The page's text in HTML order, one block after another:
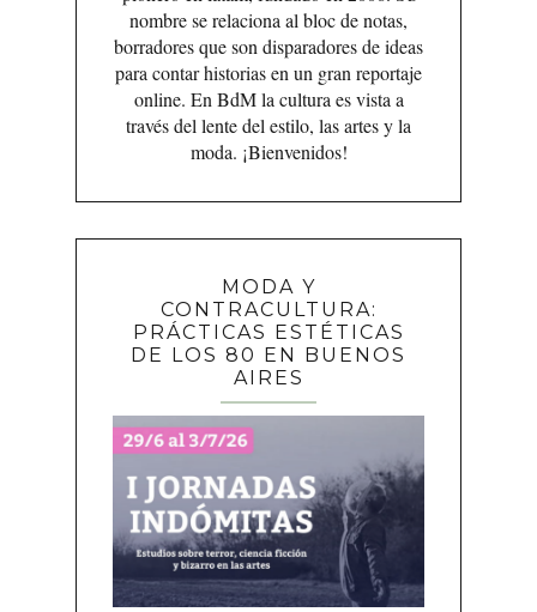
nombre se relaciona al bloc de notas,
borradores que son disparadores de ideas
para contar historias en un gran reportaje
online. En BdM la cultura es vista a
través del lente del estilo, las artes y la
moda. ¡Bienvenidos!
MODA Y
CONTRACULTURA:
PRÁCTICAS ESTÉTICAS
DE LOS 80 EN BUENOS
AIRES